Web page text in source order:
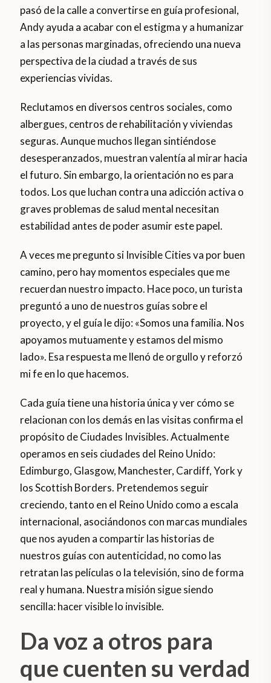
pasó de la calle a convertirse en guía profesional,
Andy ayuda a acabar con el estigma y a humanizar
a las personas marginadas, ofreciendo una nueva
perspectiva de la ciudad a través de sus
experiencias vividas.
Reclutamos en diversos centros sociales, como
albergues, centros de rehabilitación y viviendas
seguras. Aunque muchos llegan sintiéndose
desesperanzados, muestran valentía al mirar hacia
el futuro. Sin embargo, la orientación no es para
todos. Los que luchan contra una adicción activa o
graves problemas de salud mental necesitan
estabilidad antes de poder asumir este papel.
A veces me pregunto si Invisible Cities va por buen
camino, pero hay momentos especiales que me
recuerdan nuestro impacto. Hace poco, un turista
preguntó a uno de nuestros guías sobre el
proyecto, y el guía le dijo: «Somos una familia. Nos
apoyamos mutuamente y estamos del mismo
lado». Esa respuesta me llenó de orgullo y reforzó
mi fe en lo que hacemos.
Cada guía tiene una historia única y ver cómo se
relacionan con los demás en las visitas confirma el
propósito de Ciudades Invisibles. Actualmente
operamos en seis ciudades del Reino Unido:
Edimburgo, Glasgow, Manchester, Cardiff, York y
los Scottish Borders. Pretendemos seguir
creciendo, tanto en el Reino Unido como a escala
internacional, asociándonos con marcas mundiales
que nos ayuden a compartir las historias de
nuestros guías con autenticidad, no como las
retratan las películas o la televisión, sino de forma
real y humana. Nuestra misión sigue siendo
sencilla: hacer visible lo invisible.
Da voz a otros para
que cuenten su verdad